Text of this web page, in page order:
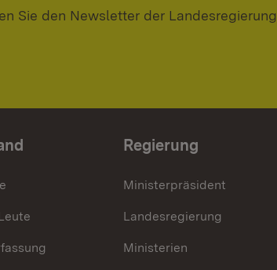
Sie den Newsletter der Landesregierung.
Regierung
Ministerpräsident
Landesregierung
Ministerien